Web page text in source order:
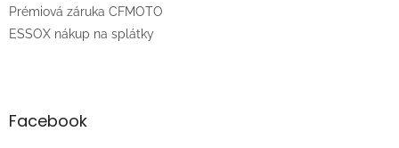
Prémiová záruka CFMOTO
ESSOX nákup na splátky
Facebook